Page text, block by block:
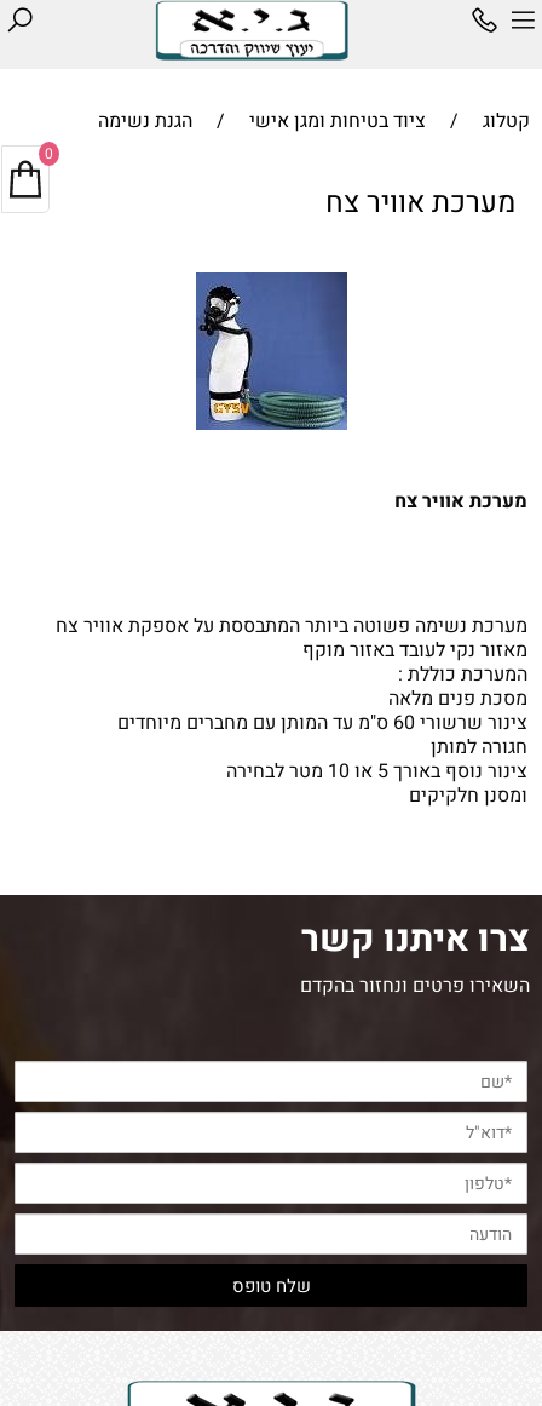
קטלוג / ציוד בטיחות ומגן אישי / הגנת נשימה
מערכת אוויר צח
מערכת אוויר צח
מערכת נשימה פשוטה ביותר המתבססת על אספקת אוויר צח
מאזור נקי לעובד באזור מוקף
המערכת כוללת :
מסכת פנים מלאה
צינור שרשורי 60 ס"מ עד המותן עם מחברים מיוחדים
חגורה למותן
צינור נוסף באורך 5 או 10 מטר לבחירה
ומסנן חלקיקים
0
צרו איתנו קשר
השאירו פרטים ונחזור בהקדם